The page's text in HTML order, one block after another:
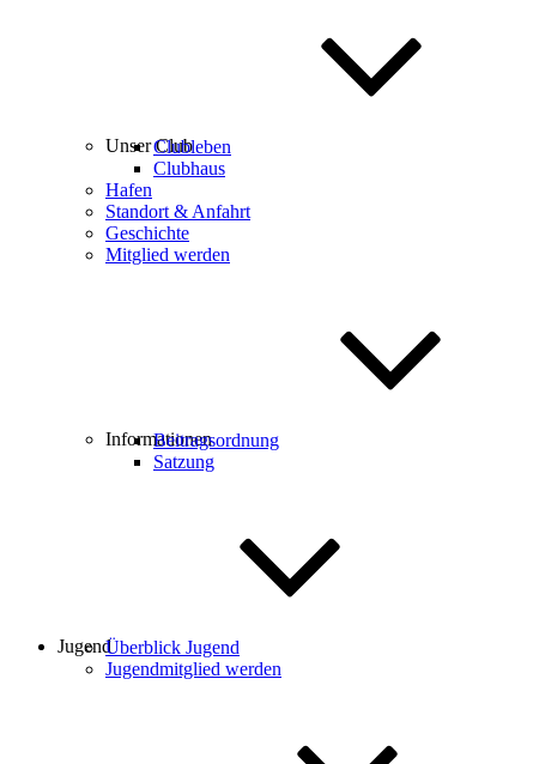
Unser ClubClubleben
Clubhaus
Hafen
Standort & Anfahrt
Geschichte
Mitglied werden
Informationen
Beitragsordnung
Satzung
JugendÜberblick Jugend
Jugendmitglied werden